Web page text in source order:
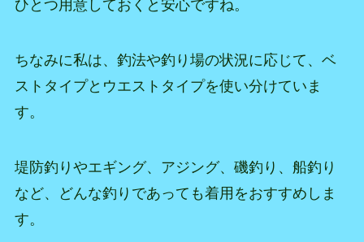
ひとつ用意しておくと安心ですね。
ちなみに私は、釣法や釣り場の状況に応じて、ベ
ストタイプとウエストタイプを使い分けていま
す。
堤防釣りやエギング、アジング、磯釣り、船釣り
など、どんな釣りであっても着用をおすすめしま
す。